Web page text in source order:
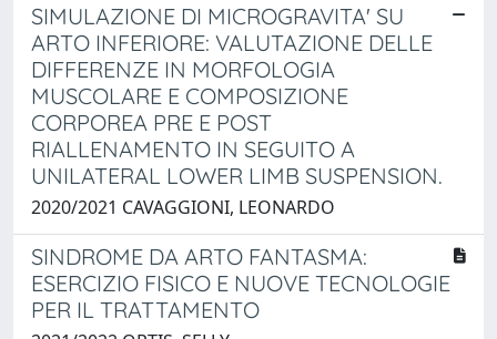
SIMULAZIONE DI MICROGRAVITA' SU
ARTO INFERIORE: VALUTAZIONE DELLE
DIFFERENZE IN MORFOLOGIA
MUSCOLARE E COMPOSIZIONE
CORPOREA PRE E POST
RIALLENAMENTO IN SEGUITO A
UNILATERAL LOWER LIMB SUSPENSION.
2020/2021 CAVAGGIONI, LEONARDO
SINDROME DA ARTO FANTASMA:
ESERCIZIO FISICO E NUOVE TECNOLOGIE
PER IL TRATTAMENTO